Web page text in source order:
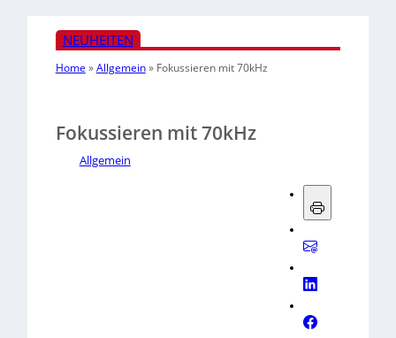
NEUHEITEN
Home »Allgemein» Fokussieren mit 70kHz
Fokussieren mit 70kHz
Allgemein